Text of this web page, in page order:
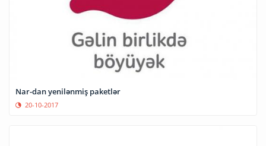
Nar-dan yenilənmiş paketlər
20-10-2017